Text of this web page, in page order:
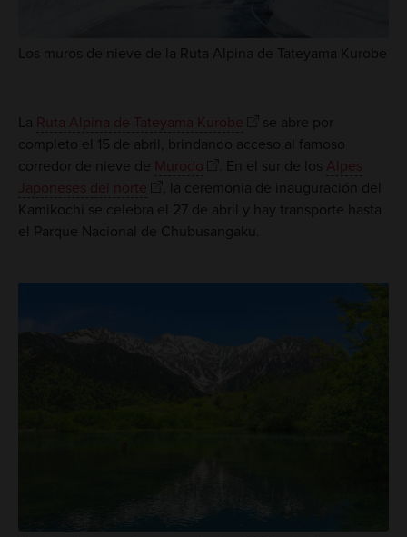
Los muros de nieve de la Ruta Alpina de Tateyama Kurobe
La Ruta Alpina de Tateyama Kurobe
se abre por
completo el 15 de abril, brindando acceso al famoso
corredor de nieve de Murodo . En el sur de los Alpes
Japoneses del norte
, la ceremonia de inauguración del
Kamikochi se celebra el 27 de abril y hay transporte hasta
el Parque Nacional de Chubusangaku.